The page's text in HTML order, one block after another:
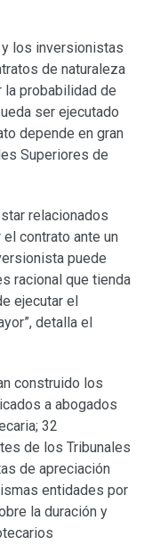
los inversionistas
de naturaleza
la probabilidad de
ser ejecutado
depende en gran
Superiores de
relacionados
contrato ante un
puede
racional que tienda
ejecutar el
detalla el
construi­do los
a abogados
32
de los Tribunales
de apreciación
entidades por
la duración y